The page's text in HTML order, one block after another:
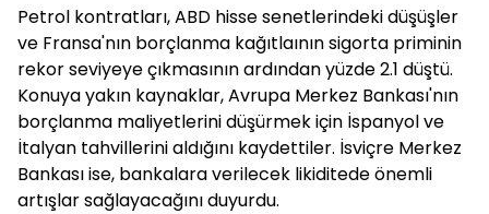
Petrol kontratları, ABD hisse senetlerindeki düşüşler
ve Fransa'nın borçlanma kağıtlaının sigorta priminin
rekor seviyeye çıkmasının ardından yüzde 2.1 düştü.
Konuya yakın kaynaklar, Avrupa Merkez Bankası'nın
borçlanma maliyetlerini düşürmek için İspanyol ve
İtalyan tahvillerini aldığını kaydettiler. İsviçre Merkez
Bankası ise, bankalara verilecek likiditede önemli
artışlar sağlayacağını duyurdu.